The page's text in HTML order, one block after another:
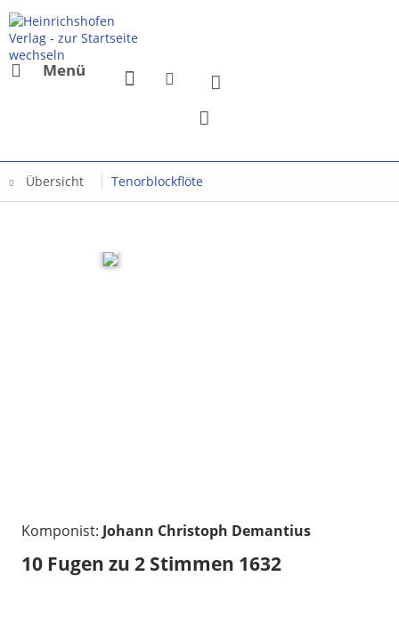
Menü
Übersicht Tenorblockflöte
Komponist: Johann Christoph Demantius
10 Fugen zu 2 Stimmen 1632